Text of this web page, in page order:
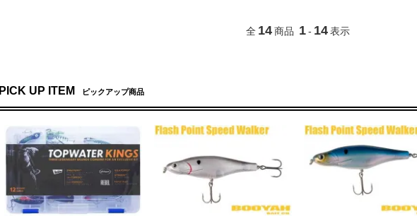
全 14商品 1- 14表示
PICK UP ITEM ピックアップ商品